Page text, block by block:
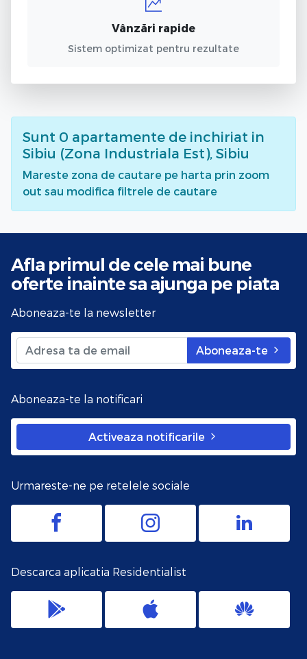
Vânzări rapide
Sistem optimizat pentru rezultate
Sunt 0 apartamente de inchiriat in
Sibiu (Zona Industriala Est), Sibiu
Mareste zona de cautare pe harta prin zoom
out sau modifica filtrele de cautare
Afla primul de cele mai bune
oferte inainte sa ajunga pe piata
Aboneaza-te la newsletter
Aboneaza-te
Aboneaza-te la notificari
Activeaza notificarile
Urmareste-ne pe retelele sociale
Descarca aplicatia Residentialist